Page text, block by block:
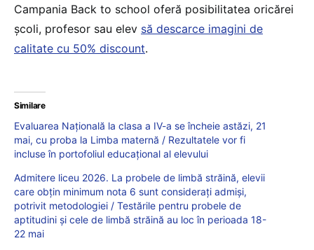
Campania Back to school oferă posibilitatea oricărei
școli, profesor sau elev să descarce imagini de
calitate cu 50% discount.
Similare
Evaluarea Națională la clasa a IV-a se încheie astăzi, 21
mai, cu proba la Limba maternă / Rezultatele vor fi
incluse în portofoliul educațional al elevului
Admitere liceu 2026. La probele de limbă străină, elevii
care obțin minimum nota 6 sunt considerați admiși,
potrivit metodologiei / Testările pentru probele de
aptitudini și cele de limbă străină au loc în perioada 18-
22 mai